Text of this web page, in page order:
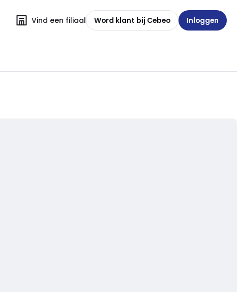
Vind een filiaal Word klant bij Cebeo Inloggen